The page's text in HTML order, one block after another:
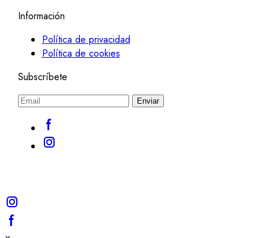
Información
Política de privacidad
Política de cookies
Subscríbete
Enviar